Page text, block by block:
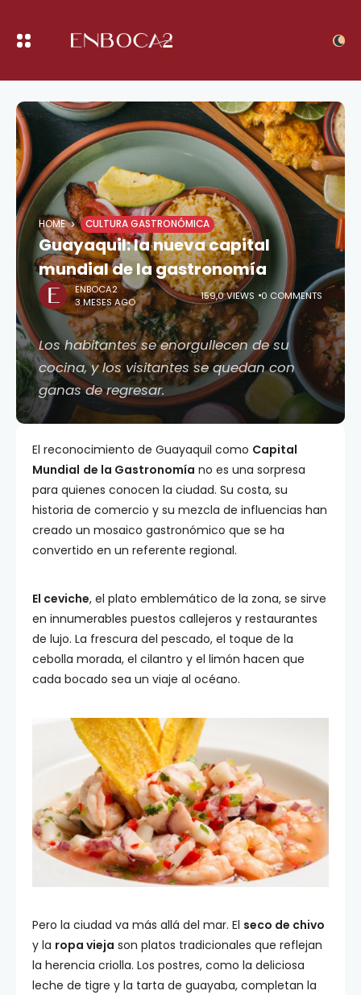
HOME CULTURA GASTRONÓMICA
Guayaquil: la nueva capital
mundial de la gastronomía
ENBOCA2
3 MESES AGO
159,0 VIEWS 0 COMMENTS
Los habitantes se enorgullecen de su
cocina, y los visitantes se quedan con
ganas de regresar.
El reconocimiento de Guayaquil como Capital
Mundial de la Gastronomía no es una sorpresa
para quienes conocen la ciudad. Su costa, su
historia de comercio y su mezcla de influencias han
creado un mosaico gastronómico que se ha
convertido en un referente regional.
El ceviche, el plato emblemático de la zona, se sirve
en innumerables puestos callejeros y restaurantes
de lujo. La frescura del pescado, el toque de la
cebolla morada, el cilantro y el limón hacen que
cada bocado sea un viaje al océano.
Pero la ciudad va más allá del mar. El seco de chivo
y la ropa vieja son platos tradicionales que reflejan
la herencia criolla. Los postres, como la deliciosa
leche de tigre y la tarta de guayaba, completan la